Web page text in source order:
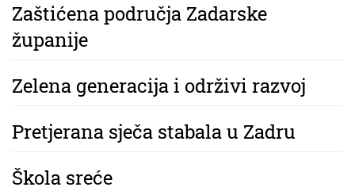
Zaštićena područja Zadarske
županije
Zelena generacija i održivi razvoj
Pretjerana sječa stabala u Zadru
Škola sreće